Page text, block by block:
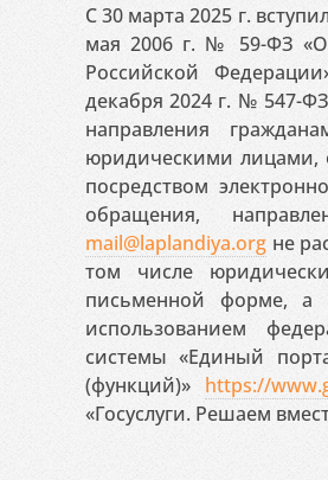
С 30 марта 2025 г.
мая 2006 г. № 59-ФЗ «О
Российской
декабря 2024 г. № 547-
направления
юридическими лицами,
посредством
обращения,
mail@laplandiya.org не
том числе
письменной форме, а
использованием
системы «Единый
(функций)» https://
«Госуслуги. Решаем